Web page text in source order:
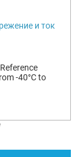
и ток
-40°C to